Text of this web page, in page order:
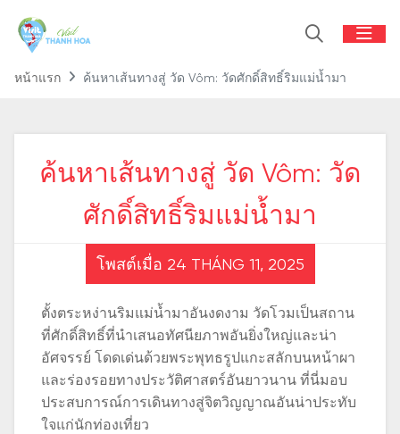
หน้าแรก ค้นหาเส้นทางสู่ วัด Vôm: วัดศักดิ์สิทธิ์ริมแม่น้ำมา
ค้นหาเส้นทางสู่ วัด Vôm: วัด
ศักดิ์สิทธิ์ริมแม่น้ำมา
โพสต์เมื่อ 24 THÁNG 11, 2025
ตั้งตระหง่านริมแม่น้ำมาอันงดงาม วัดโวมเป็นสถาน
ที่ศักดิ์สิทธิ์ที่นำเสนอทัศนียภาพอันยิ่งใหญ่และน่า
อัศจรรย์ โดดเด่นด้วยพระพุทธรูปแกะสลักบนหน้าผา
และร่องรอยทางประวัติศาสตร์อันยาวนาน ที่นี่มอบ
ประสบการณ์การเดินทางสู่จิตวิญญาณอันน่าประทับ
ใจแก่นักท่องเที่ยว